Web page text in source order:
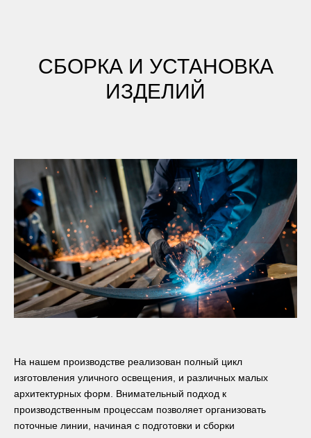
СБОРКА И УСТАНОВКА
ИЗДЕЛИЙ
На нашем производстве реализован полный цикл
изготовления уличного освещения, и различных малых
архитектурных форм. Внимательный подход к
производственным процессам позволяет организовать
поточные линии, начиная с подготовки и сборки